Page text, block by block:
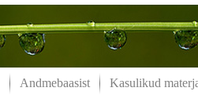
Andmebaasist Kasulikud